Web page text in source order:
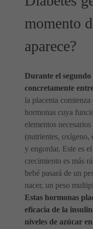
momento
aparece?
Durante el
concretamente
la placenta
hormonas cuya
elementos
(nutrientes, oxígeno,
y engordar. Este es
crecimiento es más
bebé pasará de un
nacer, un peso
Estas hormonas
eficacia de la
niveles de azúcar